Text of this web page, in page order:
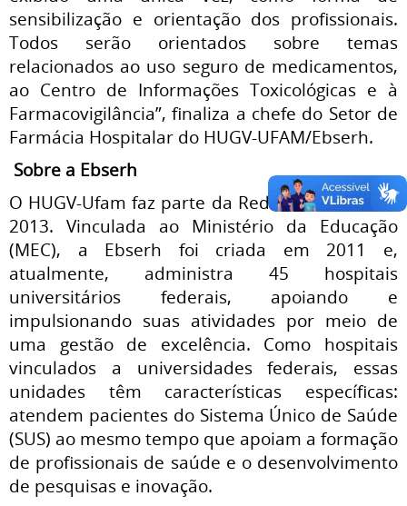
sensibilização e orientação dos profissionais.
Todos serão orientados sobre temas
relacionados ao uso seguro de medicamentos,
ao Centro de Informações Toxicológicas e à
Farmacovigilância”, finaliza a chefe do Setor de
Farmácia Hospitalar do HUGV-UFAM/Ebserh.
Sobre a Ebserh
O HUGV-Ufam faz parte da Rede Ebserh desde
2013. Vinculada ao Ministério da Educação
(MEC), a Ebserh foi criada em 2011 e,
atualmente, administra 45 hospitais
universitários federais, apoiando e
impulsionando suas atividades por meio de
uma gestão de excelência. Como hospitais
vinculados a universidades federais, essas
unidades têm características específicas:
atendem pacientes do Sistema Único de Saúde
(SUS) ao mesmo tempo que apoiam a formação
de profissionais de saúde e o desenvolvimento
de pesquisas e inovação.